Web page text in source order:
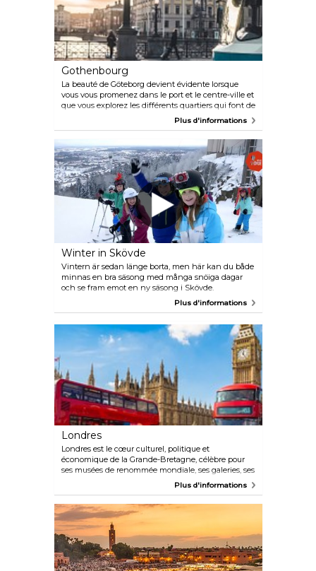
cruise experience, creating the perfect setting for a
relaxed stroll through different themed islands with
culinary highlights prepared by some of the city’s
best restaurants.
Gothenbourg
La beauté de Göteborg devient évidente lorsque
vous vous promenez dans le port et le centre-ville et
que vous explorez les différents quartiers qui font de
la ville un cadre agréable et relaxant. De nombreux
cafés ornent les coins des rues et des restaurants de
renommée mondiale sauront vous séduire avec des
plats savamment préparés à partir d'ingrédients
frais. Göteborg est une ville animée tout au long de
l'année, avec des attractions telles que le parc
d'attractions Liseberg, le célèbre festival du film de
Göteborg et le festival de musique renommé Way
Out West, qui garantissent qu'il y aura toujours
quelque chose d'extraordinaire à découvrir et à
apprécier.
Plus d'informations
Winter in Skövde
Vintern är sedan länge borta, men här kan du både
minnas en bra säsong med många snöiga dagar
och se fram emot en ny säsong i Skövde.
Sommaren närmar sig och bjuder på ett helt annat
season with a lot of snowy days, and look forward to
a new one. The summer is approaching and offers
a totally different Skövde, welcome here all year
Plus d'informations
Londres
Londres est le cœur culturel, politique et
économique de la Grande-Bretagne, célèbre pour
ses musées de renommée mondiale, ses galeries, ses
palais royaux, ses destinations commerciales, ses
restaurants primés. Que vous souhaitiez séjourner
dans un hôtel de luxe 5 étoiles et siroter du
champagne sur le London Eye ou trouver une
auberge bon marché et vous promener dans l'un
des magnifiques parcs royaux de Londres, vous
trouverez certainement quelque chose qui
correspond à votre budget et à vos intérêts.
Plus d'informations